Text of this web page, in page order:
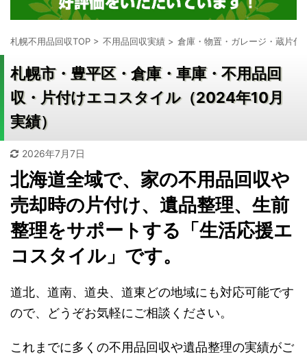
札幌不用品回収TOP > 不用品回収実績 > 倉庫・物置・ガレージ・蔵片付
札幌市・豊平区・倉庫・車庫・不用品回
収・片付けエコスタイル（2024年10月
実績）
2026年7月7日
北海道全域で、家の不用品回収や
売却時の片付け、遺品整理、生前
整理をサポートする「生活応援エ
コスタイル」です。
道北、道南、道央、道東どの地域にも対応可能です
ので、どうぞお気軽にご相談ください。
これまでに多くの不用品回収や遺品整理の実績がご